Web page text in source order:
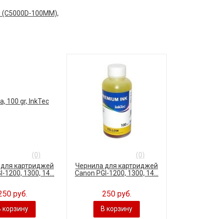
(0)
картриджей
1200, 1300, 14...
руб.
корзину
(0)
Чернила для картриджей
Canon PGI-1200, 1300, 14...
250 руб.
В корзину